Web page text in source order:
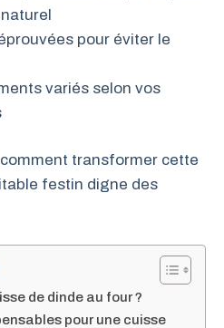
pour éviter le
variés selon vos
transformer cette
festin digne des
de dinde au four ?
pour une cuisse